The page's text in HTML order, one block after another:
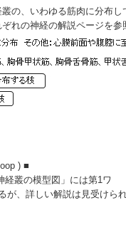
の、いわゆる筋肉に分布し
れの神経の解説ページを参
) ■
叢の模型図」には第1ワ
が、詳しい解説は見受けら